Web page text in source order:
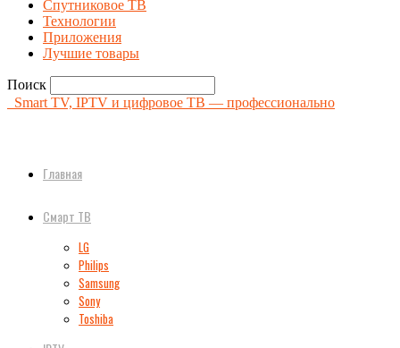
Спутниковое ТВ
Технологии
Приложения
Лучшие товары
Поиск
Smart TV, IPTV и цифровое ТВ — профессионально
Главная
Смарт ТВ
LG
Philips
Samsung
Sony
Toshiba